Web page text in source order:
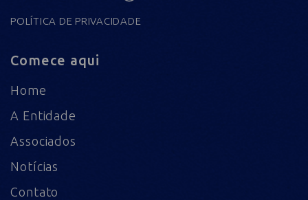
POLÍTICA DE PRIVACIDADE
Comece aqui
Home
A Entidade
Associados
Notícias
Contato